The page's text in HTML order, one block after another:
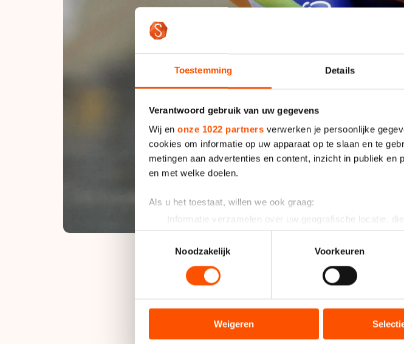
Toestemming Details
Verantwoord gebruik van uw gegevens
Wij en onze 1022 partners verwerken je persoonlijke
cookies om informatie op uw apparaat op te slaan en te
metingen aan advertenties en content, inzicht in publiek
en met welke doelen.
Als u het toestaat, willen we ook graag:
Informatie verzamelen over uw geografische locatie,
Uw apparaat identificeren door het actief te scannen
Lees meer over hoe uw persoonlijke gegevens worden
toestemming op elk moment wijzigen of intrekken in de
analyseren. We delen informatie over uw gebruik van
analyse. Zij kunnen deze combineren met andere
hun services. Sommige partners kunnen gegevens
Noodzakelijk
Voorkeuren
Weigeren
De vermoeidheid speelde daarbij een grote
weer wat uit te rusten. In Inzell had ik ook